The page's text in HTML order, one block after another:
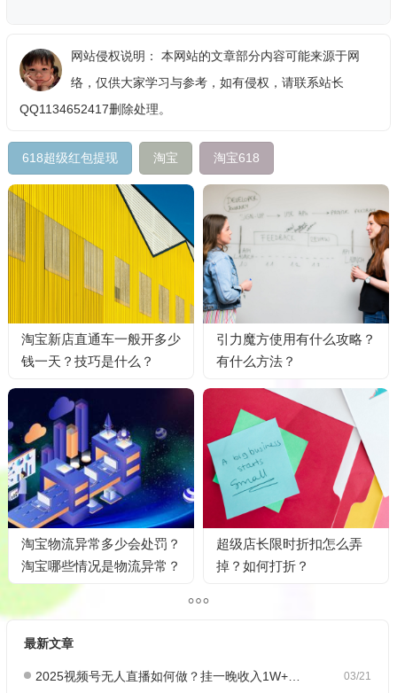
网站侵权说明： 本网站的文章部分内容可能来源于网
络，仅供大家学习与参考，如有侵权，请联系站长
QQ1134652417删除处理。
618超级红包提现 淘宝 淘宝618
淘宝新店直通车一般开多少
钱一天？技巧是什么？
引力魔方使用有什么攻略？
有什么方法？
淘宝物流异常多少会处罚？
淘宝哪些情况是物流异常？
超级店长限时折扣怎么弄
掉？如何打折？
最新文章
03/21
2025视频号无人直播如何做？挂一晚收入1W+，这份教程，小白可做~